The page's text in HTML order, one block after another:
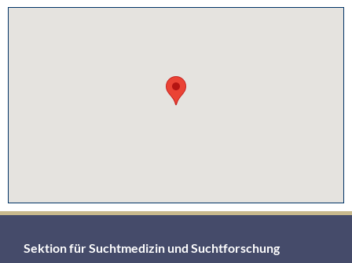
Sektion für Suchtmedizin und Suchtforschung